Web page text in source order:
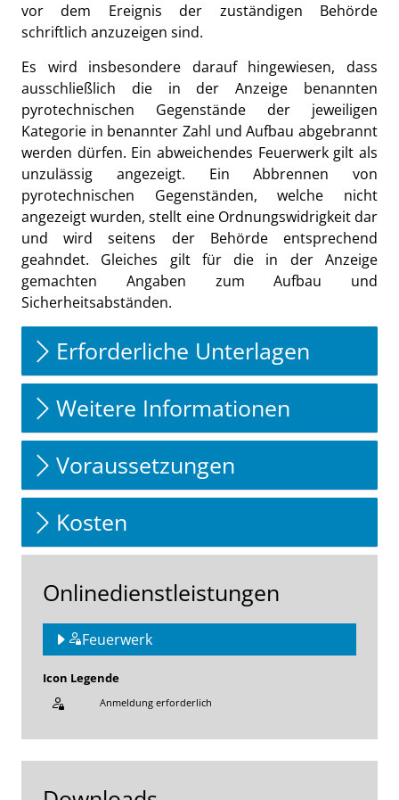
vor dem Ereignis der zuständigen Behörde
schriftlich anzuzeigen sind.
Es wird insbesondere darauf hingewiesen, dass
ausschließlich die in der Anzeige benannten
pyrotechnischen Gegenstände der jeweiligen
Kategorie in benannter Zahl und Aufbau abgebrannt
werden dürfen. Ein abweichendes Feuerwerk gilt als
unzulässig angezeigt. Ein Abbrennen von
pyrotechnischen Gegenständen, welche nicht
angezeigt wurden, stellt eine Ordnungswidrigkeit dar
und wird seitens der Behörde entsprechend
geahndet. Gleiches gilt für die in der Anzeige
gemachten Angaben zum Aufbau und
Sicherheitsabständen.
Erforderliche Unterlagen
Weitere Informationen
Voraussetzungen
Kosten
Onlinedienstleistungen
Feuerwerk
Icon Legende
Anmeldung erforderlich